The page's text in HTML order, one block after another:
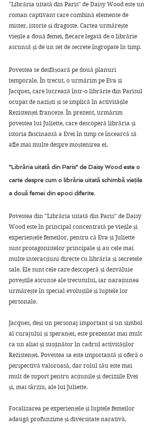
"Librăria uitată din Paris" de Daisy Wood este un
roman captivant care combină elemente de
mister, istorie și dragoste. Cartea urmărește
viețile a două femei, fiecare legată de o librărie
ascunsă și de un set de secrete îngropate în timp.
Povestea se desfășoară pe două planuri
temporale. În trecut, o urmărim pe Eva si
Jacques, care lucrează într-o librărie din Parisul
ocupat de naziști și se implică în activitățile
Rezistenței franceze. În prezent, urmărim
povestea lui Juliette, care descoperă librăria și
istoria fascinantă a Evei în timp ce încearcă să
afle mai multe despre moștenirea ei.
"Librăria uitată din Paris" de Daisy Wood este o
carte despre cum o librărie uitată schimbă viețile
a două femei din epoci diferite.
Povestea din "Librăria uitată din Paris" de Daisy
Wood este în principal concentrată pe viețile și
experiențele femeilor, pentru că Eva și Juliette
sunt protagonistelor principale și au cele mai
multe interacțiuni directe cu librăria și secretele
sale. Ele sunt cele care descoperă și dezvăluie
poveștile ascunse ale trecutului, iar narațiunea
urmărește în special evoluțiile și luptele lor
personale.
Jacques, deși un personaj important și un simbol
al curajului și speranței, este prezentat mai mult
ca un aliat și susținător în cadrul activităților
Rezistenței. Povestea sa este importantă și oferă o
perspectivă valoroasă, dar rolul său este mai
mult de suport pentru acțiunile și deciziile Evei
și, mai târziu, ale lui Juliette.
Focalizarea pe experiențele și luptele femeilor
adaugă profunzime și diversitate narativă,